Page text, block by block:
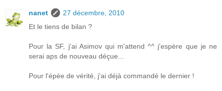
nanet
27 décembre, 2010
Et le tiens de bilan ?
Pour la SF, j'ai Asimov qui m'attend ^^ j'espère que je ne
serai aps de nouveau déçue...
Pour l'épée de vérité, j'ai déjà commandé le dernier !